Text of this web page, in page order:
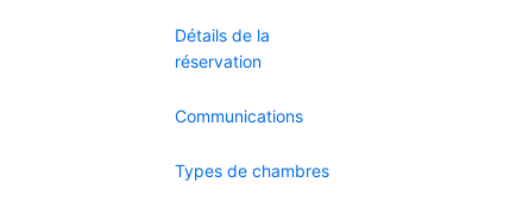
Détails de la
réservation
Communications
Types de chambres